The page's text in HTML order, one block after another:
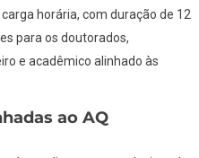
horária, com duração de 12
para os doutorados,
e acadêmico alinhado às
ao AQ